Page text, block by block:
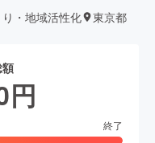
り・地域活性化 東京都
円
終了